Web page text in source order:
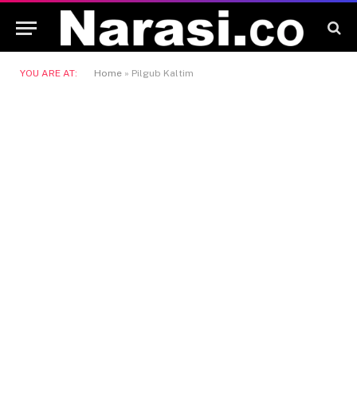
YOU ARE AT: Home » Pilgub Kaltim